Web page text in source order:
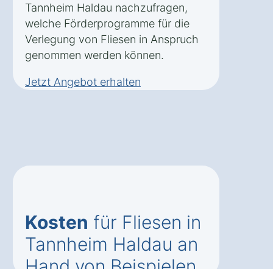
Tannheim Haldau nachzufragen,
welche Förderprogramme für die
Verlegung von Fliesen in Anspruch
genommen werden können.
Jetzt Angebot erhalten
Kosten für Fliesen in
Tannheim Haldau an